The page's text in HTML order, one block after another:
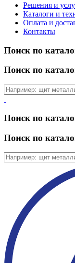
Решения и
Каталоги и
Оплата и
Контакты
Поиск по
Поиск по
Поиск по
Поиск по